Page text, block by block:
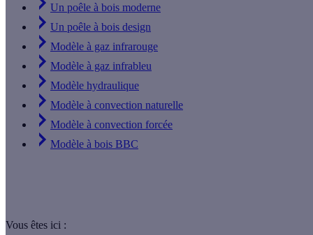
Un poêle à bois moderne
Un poêle à bois design
Modèle à gaz infrarouge
Modèle à gaz infrableu
Modèle hydraulique
Modèle à convection naturelle
Modèle à convection forcée
Modèle à bois BBC
Vous êtes ici :